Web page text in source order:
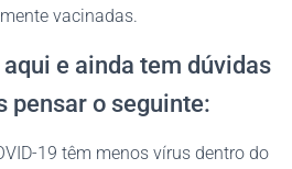
vacinadas.
aqui e ainda tem dúvidas
pensar o seguinte:
19 têm menos vírus dentro do